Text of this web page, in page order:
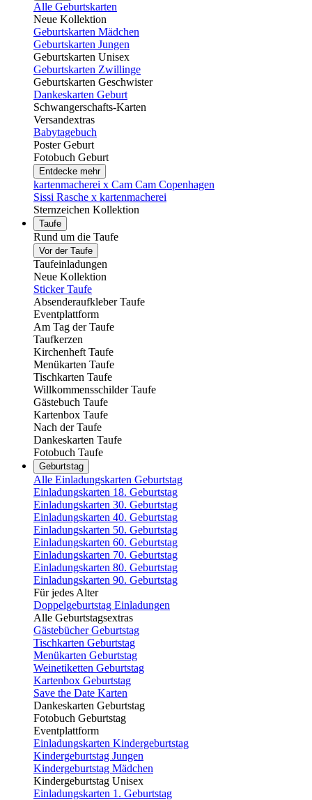
Alle Geburtskarten
Neue Kollektion
Geburtskarten Mädchen
Geburtskarten Jungen
Geburtskarten Unisex
Geburtskarten Zwillinge
Geburtskarten Geschwister
Dankeskarten Geburt
Schwangerschafts-Karten
Versandextras
Babytagebuch
Poster Geburt
Fotobuch Geburt
Entdecke mehr
kartenmacherei x Cam Cam Copenhagen
Sissi Rasche x kartenmacherei
Sternzeichen Kollektion
Taufe
Rund um die Taufe
Vor der Taufe
Taufeinladungen
Neue Kollektion
Sticker Taufe
Absenderaufkleber Taufe
Eventplattform
Am Tag der Taufe
Taufkerzen
Kirchenheft Taufe
Menükarten Taufe
Tischkarten Taufe
Willkommensschilder Taufe
Gästebuch Taufe
Kartenbox Taufe
Nach der Taufe
Dankeskarten Taufe
Fotobuch Taufe
Geburtstag
Alle Einladungskarten Geburtstag
Einladungskarten 18. Geburtstag
Einladungskarten 30. Geburtstag
Einladungskarten 40. Geburtstag
Einladungskarten 50. Geburtstag
Einladungskarten 60. Geburtstag
Einladungskarten 70. Geburtstag
Einladungskarten 80. Geburtstag
Einladungskarten 90. Geburtstag
Für jedes Alter
Doppelgeburtstag Einladungen
Alle Geburtstagsextras
Gästebücher Geburtstag
Tischkarten Geburtstag
Menükarten Geburtstag
Weinetiketten Geburtstag
Kartenbox Geburtstag
Save the Date Karten
Dankeskarten Geburtstag
Fotobuch Geburtstag
Eventplattform
Einladungskarten Kindergeburtstag
Kindergeburtstag Jungen
Kindergeburtstag Mädchen
Kindergeburtstag Unisex
Einladungskarten 1. Geburtstag